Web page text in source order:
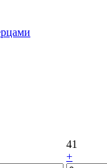
41
+